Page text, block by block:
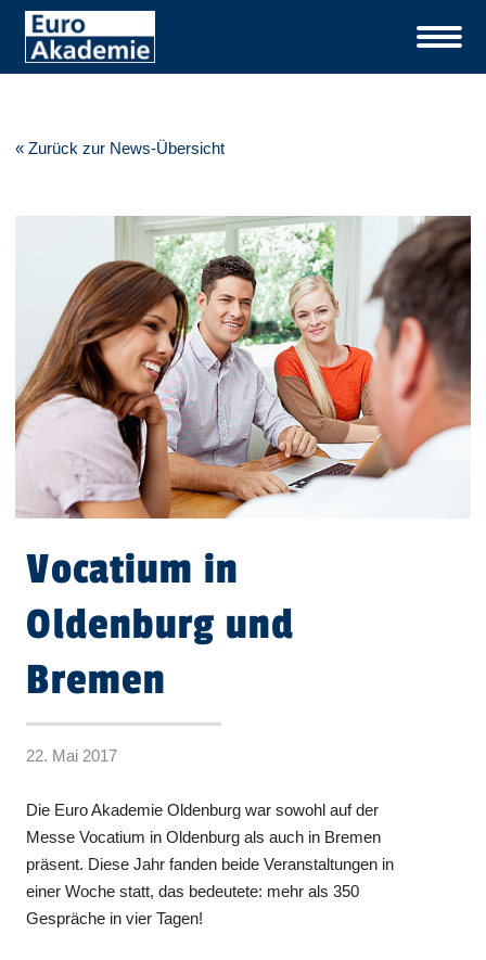
« Zurück zur News-Übersicht
Vocatium in
Oldenburg und
Bremen
22. Mai 2017
Die Euro Akademie Oldenburg war sowohl auf der
Messe Vocatium in Oldenburg als auch in Bremen
präsent. Diese Jahr fanden beide Veranstaltungen in
einer Woche statt, das bedeutete: mehr als 350
Gespräche in vier Tagen!